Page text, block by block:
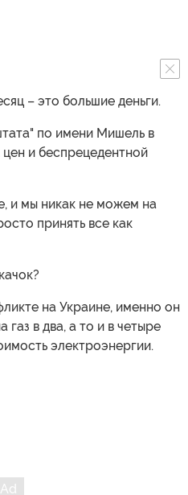
– это большие деньги.
по имени Мишель в
и беспрецедентной
и мы никак не можем на
принять все как
на Украине, именно он
в два, а то и в четыре
электроэнергии.